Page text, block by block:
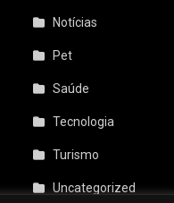
Notícias
Pet
Saúde
Tecnologia
Turismo
Uncategorized